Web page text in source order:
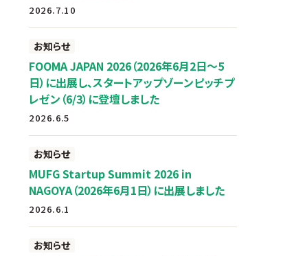
2026.7.10
お知らせ
FOOMA JAPAN 2026（2026年6月2日～5
日）に出展し、スタートアップゾーンピッチプ
レゼン（6/3）に登壇しました
2026.6.5
お知らせ
MUFG Startup Summit 2026 in
NAGOYA（2026年6月1日）に出展しました
2026.6.1
お知らせ